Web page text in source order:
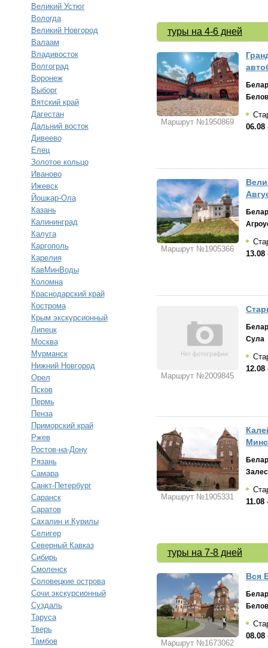
Великий Устюг
Вологда
Великий Новгород
Валаам
Владивосток
Волгоград
Воронеж
Выборг
Вятский край
Дагестан
Дальний восток
Дивеево
Елец
Золотое кольцо
Иваново
Ижевск
Йошкар-Ола
Казань
Калининград
Калуга
Каргополь
Карелия
КавМинВоды
Коломна
Краснодарский край
Кострома
Крым экскурсионный
Липецк
Москва
Мурманск
Нижний Новгород
Орел
Псков
Пермь
Пенза
Приморский край
Ржев
Ростов-на-Дону
Рязань
Самара
Санкт-Петербург
Саранск
Саратов
Сахалин и Курилы
Селигер
Северный Кавказ
Сибирь
Смоленск
Соловецкие острова
Сочи экскурсионный
Суздаль
Таруса
Тверь
Тамбов
туры на 4-6 дней
Маршрут №1950869
06.08
Маршрут №1905366
13.08
Маршрут №2009845
Сула
12.08
Маршрут №1905331
11.08
туры на 7-8 дней
Маршрут №1673062
Вся
08.08